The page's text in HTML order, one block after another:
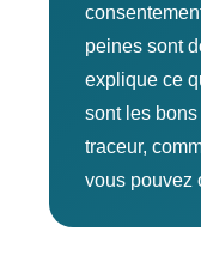
peines sont
explique ce
sont les
traceur,
vous pouvez